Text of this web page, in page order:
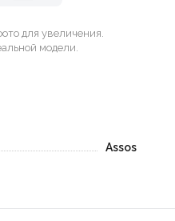
для увеличения.
модели.
Assos